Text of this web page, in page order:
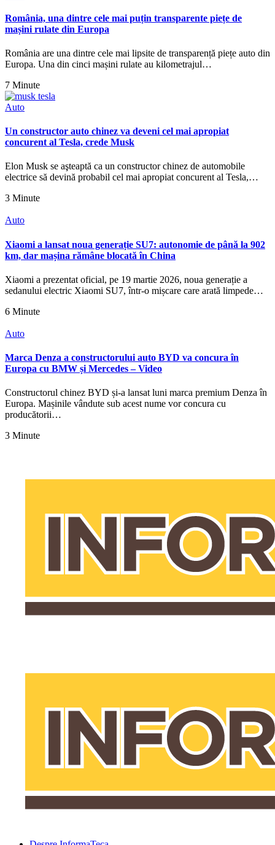
România, una dintre cele mai puțin transparente piețe de
mașini rulate din Europa
România are una dintre cele mai lipsite de transparență piețe auto din
Europa. Una din cinci mașini rulate au kilometrajul…
7 Minute
Auto
Un constructor auto chinez va deveni cel mai apropiat
concurent al Tesla, crede Musk
Elon Musk se aşteaptă ca un constructor chinez de automobile
electrice să devină probabil cel mai apropiat concurent al Tesla,…
3 Minute
Auto
Xiaomi a lansat noua generație SU7: autonomie de până la 902
km, dar mașina rămâne blocată în China
Xiaomi a prezentat oficial, pe 19 martie 2026, noua generație a
sedanului electric Xiaomi SU7, într-o mișcare care arată limpede…
6 Minute
Auto
Marca Denza a constructorului auto BYD va concura în
Europa cu BMW și Mercedes – Video
Constructorul chinez BYD și-a lansat luni marca premium Denza în
Europa. Mașinile vândute sub acest nume vor concura cu
producătorii…
3 Minute